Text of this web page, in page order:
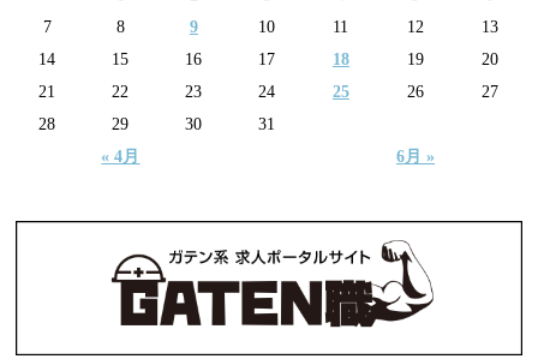
« 4月 6月 »
7
8 9 10 11 12
13
14
15 16 17 18 19
20
21
22 23 24 25 26
27
28
29 30 31